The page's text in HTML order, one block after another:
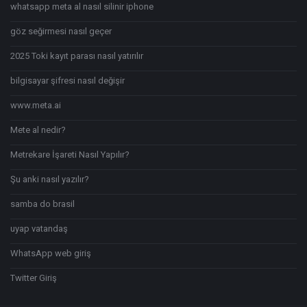
whatsapp meta al nasıl silinir iphone
göz seğirmesi nasıl geçer
2025 Toki kayıt parası nasıl yatırılır
bilgisayar şifresi nasıl değişir
www.meta.ai
Mete al nedir?
Metrekare İşareti Nasıl Yapılır?
Şu anki nasıl yazılır?
samba do brasil
uyap vatandaş
WhatsApp web giriş
Twitter Giriş